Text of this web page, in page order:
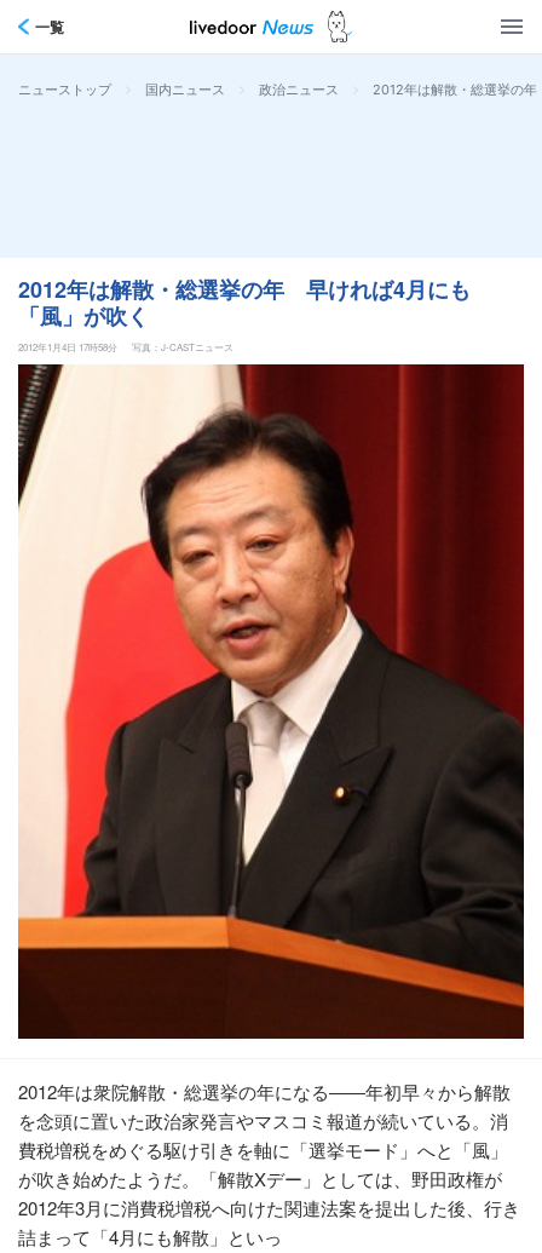
一覧
ニューストップ > 国内ニュース > 政治ニュース > 2012年は解散・総選挙の
2012年は解散・総選挙の年 早ければ4月にも
「風」が吹く
2012年1月4日 17時58分 写真：J-CASTニュース
2012年は衆院解散・総選挙の年になる――年初早々から解散
を念頭に置いた政治家発言やマスコミ報道が続いている。消
費税増税をめぐる駆け引きを軸に「選挙モード」へと「風」
が吹き始めたようだ。「解散Xデー」としては、野田政権が
2012年3月に消費税増税へ向けた関連法案を提出した後、行き
詰まって「4月にも解散」といっ